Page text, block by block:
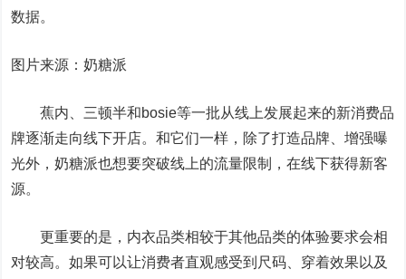
数据。
图片来源：奶糖派
蕉内、三顿半和bosie等一批从线上发展起来的新消费品
牌逐渐走向线下开店。和它们一样，除了打造品牌、增强曝
光外，奶糖派也想要突破线上的流量限制，在线下获得新客
源。
更重要的是，内衣品类相较于其他品类的体验要求会相
对较高。如果可以让消费者直观感受到尺码、穿着效果以及